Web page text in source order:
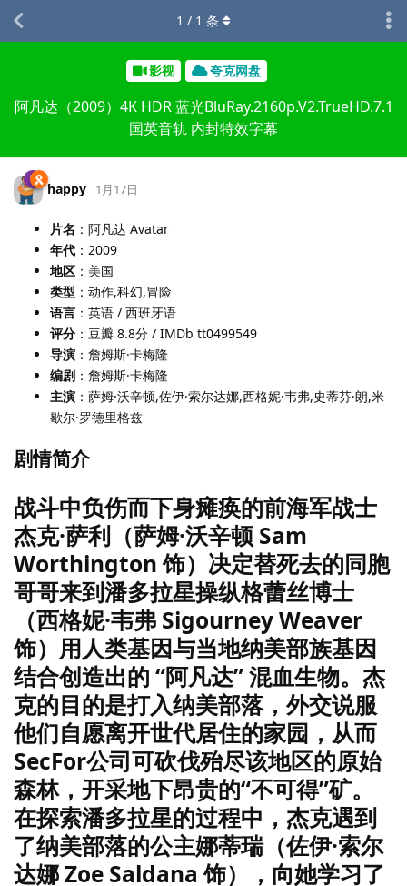
影视 夸克网盘
阿凡达（2009）4K HDR 蓝光BluRay.2160p.V2.TrueHD.7.1
国英音轨 内封特效字幕
1 / 1 条
happy 1月17日
片名 ：阿凡达 Avatar
年代 ：2009
地区 ：美国
类型 ：动作,科幻,冒险
语言 ：英语 / 西班牙语
评分 ：豆瓣 8.8分 / IMDb tt0499549
导演 ：詹姆斯·卡梅隆
编剧 ：詹姆斯·卡梅隆
主演 ：萨姆·沃辛顿,佐伊·索尔达娜,西格妮·韦弗,史蒂芬·朗,米
歇尔·罗德里格兹
剧情简介
战斗中负伤而下身瘫痪的前海军战士
杰克·萨利（萨姆·沃辛顿 Sam
Worthington 饰）决定替死去的同胞
哥哥来到潘多拉星操纵格蕾丝博士
（西格妮·韦弗 Sigourney Weaver
饰）用人类基因与当地纳美部族基因
结合创造出的 “阿凡达” 混血生物。杰
克的目的是打入纳美部落，外交说服
他们自愿离开世代居住的家园，从而
SecFor公司可砍伐殆尽该地区的原始
森林，开采地下昂贵的“不可得”矿。
在探索潘多拉星的过程中，杰克遇到
了纳美部落的公主娜蒂瑞（佐伊·索尔
达娜 Zoe Saldana 饰），向她学习了